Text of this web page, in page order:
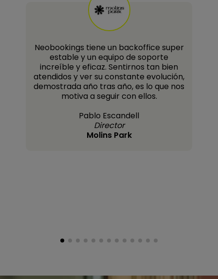
Neobookings tiene un backoffice super
estable y un equipo de soporte
increíble y eficaz. Sentirnos tan bien
atendidos y ver su constante evolución,
demostrada año tras año, es lo que nos
motiva a seguir con ellos.
Pablo Escandell
Director
Molins Park